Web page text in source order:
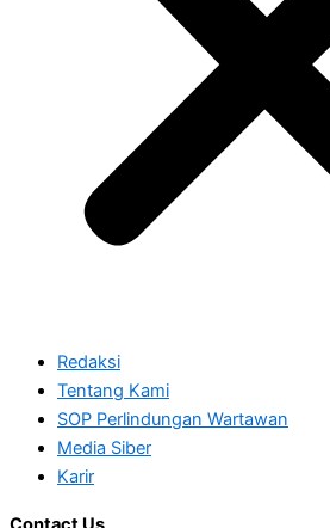
Redaksi
Tentang Kami
SOP Perlindungan Wartawan
Media Siber
Karir